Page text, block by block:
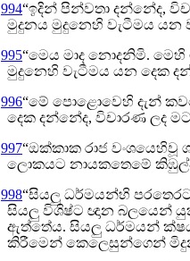
994“ඉදින් පින්වතා දන්නේද,
මුදුනය මුදුනෙහි වැටීමය යන
995“මෙය මාද නොදනිමි.
මුදුනෙහි වැටීමය යන දෙක
996“මේ පොළොවෙහි දැන්
දෙක දන්නේද, විචාරණ ලද
997“ඔක්කාක රාජ වංශයෙහිවූ
ලොකයට නායකතෙමේ
998“සියලු ධර්මයන්හි
සියලු විශිෂ්ට ඥාන බලයෙන්
ඇත්තේය. සියලු ධර්මයන්
කිරීමෙන් කෙලෙසුන්ගෙන්